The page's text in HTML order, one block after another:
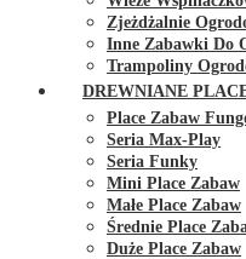
Zjeżdżalnie
Inne Zabawki Do
Trampoliny
DREWNIANE
Place Zabaw
Seria Max-Play
Seria Funky
Mini Place Zabaw
Małe Place Zabaw
Średnie Place
Duże Place Zabaw